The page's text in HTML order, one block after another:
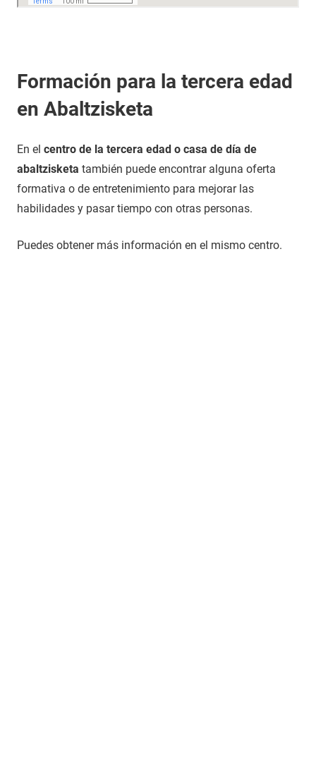
Formación para la tercera edad
en Abaltzisketa
En el centro de la tercera edad o casa de día de
abaltzisketa también puede encontrar alguna oferta
formativa o de entretenimiento para mejorar las
habilidades y pasar tiempo con otras personas.
Puedes obtener más información en el mismo centro.